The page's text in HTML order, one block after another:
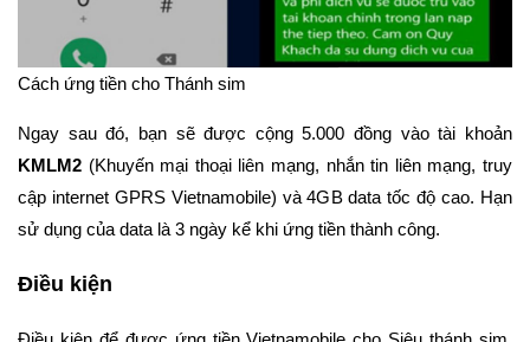
Cách ứng tiền cho Thánh sim
Ngay sau đó, bạn sẽ được cộng 5.000 đồng vào tài khoản
KMLM2 (Khuyến mại thoại liên mạng, nhắn tin liên mạng, truy
cập internet GPRS Vietnamobile) và 4GB data tốc độ cao. Hạn
sử dụng của data là 3 ngày kể khi ứng tiền thành công.
Điều kiện